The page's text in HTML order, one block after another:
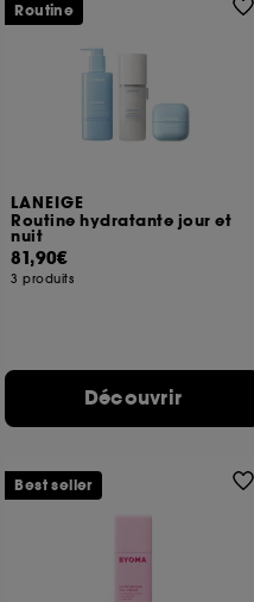
LANEIGE
Routine hydratante jour et
nuit
81,90€
3 produits
Découvrir
Routine
Best seller